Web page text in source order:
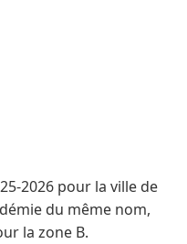
2026 pour la ville de
du même nom,
la zone B.